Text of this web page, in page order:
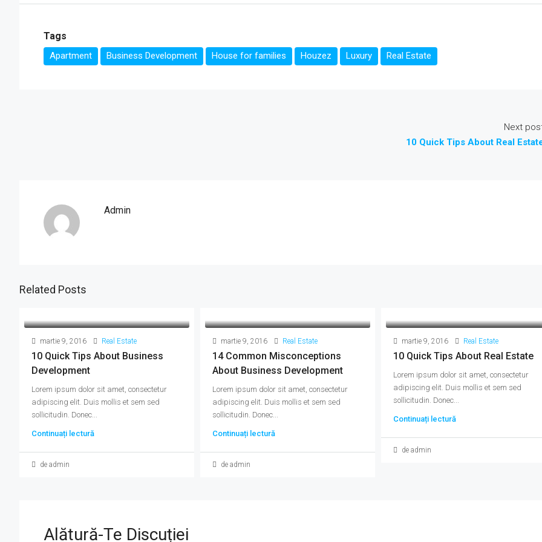
Tags
Apartment Business Development House for families Houzez Luxury Real Estate
Next
10 Quick Tips About Real
Admin
Related Posts
martie 9, 2016 Real Estate
10 Quick Tips About Business
Development
Lorem ipsum dolor sit amet, consectetur
adipiscing elit. Duis mollis et sem sed
sollicitudin. Donec...
Continuați lectură
de admin
martie 9, 2016 Real Estate
14 Common Misconceptions
About Business Development
Lorem ipsum dolor sit amet, consectetur
adipiscing elit. Duis mollis et sem sed
sollicitudin. Donec...
Continuați lectură
de admin
martie 9, 2016 Real Estate
10 Quick Tips About Real Estate
Lorem ipsum dolor sit amet, consectetur
adipiscing elit. Duis mollis et sem sed
sollicitudin. Donec...
Continuați lectură
de admin
Alătură-Te Discuției